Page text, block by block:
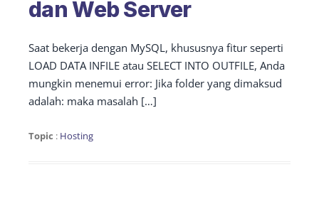
dan Web Server
Saat bekerja dengan MySQL, khususnya fitur seperti
LOAD DATA INFILE atau SELECT INTO OUTFILE, Anda
mungkin menemui error: Jika folder yang dimaksud
adalah: maka masalah […]
Topic : Hosting